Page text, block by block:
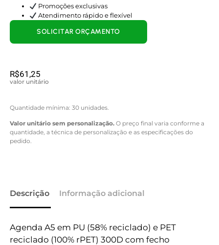
Promoções exclusivas
Atendimento rápido e flexível
R$61,25
valor unitário
Quantidade mínima: 30 unidades.
Valor unitário sem personalização. O preço final varia conforme a
quantidade, a técnica de personalização e as especificações do
pedido.
SOLICITAR ORÇAMENTO
Descrição Informação adicional
Agenda A5 em PU (58% reciclado) e PET
reciclado (100% rPET) 300D com fecho